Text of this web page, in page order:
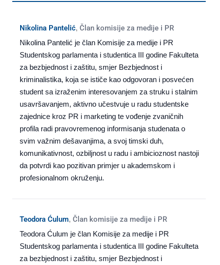
Nikolina Pantelić, Član komisije za medije i PR
Nikolina Pantelić je član Komisije za medije i PR
Studentskog parlamenta i studentica III godine Fakulteta
za bezbjednost i zaštitu, smjer Bezbjednost i
kriminalistika, koja se ističe kao odgovoran i posvećen
student sa izraženim interesovanjem za struku i stalnim
usavršavanjem, aktivno učestvuje u radu studentske
zajednice kroz PR i marketing te vođenje zvaničnih
profila radi pravovremenog informisanja studenata o
svim važnim dešavanjima, a svoj timski duh,
komunikativnost, ozbiljnost u radu i ambicioznost nastoji
da potvrdi kao pozitivan primjer u akademskom i
profesionalnom okruženju.
Teodora Ćulum, Član komisije za medije i PR
Teodora Ćulum je član Komisije za medije i PR
Studentskog parlamenta i studentica III godine Fakulteta
za bezbjednost i zaštitu, smjer Bezbjednost i